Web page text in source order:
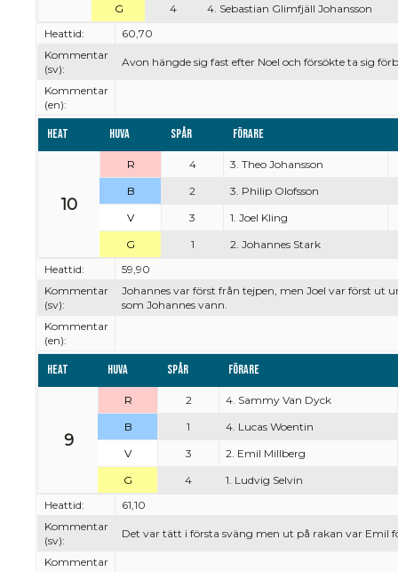
G
4
4. Sebastian Glimfjäll Johansson
Heattid:
60,70
Kommentar
(sv):
Avon hängde sig fast efter Noel och försökte ta sig
Kommentar
(en):
Heat Huva Spår Förare
10
R 4
3. Theo Johansson
B
2
3. Philip Olofsson
V
3
1. Joel Kling
G
1
2. Johannes Stark
Heattid:
59,90
Kommentar
(sv):
Johannes var först från tejpen, men Joel var först ut
som Johannes vann.
Kommentar
(en):
Heat Huva Spår Förare
9
R 2
4. Sammy Van Dyck
B
1
4. Lucas Woentin
V
3
2. Emil Millberg
G
4
1. Ludvig Selvin
Heattid:
61,10
Kommentar
(sv):
Det var tätt i första sväng men ut på rakan var Emil
Kommentar